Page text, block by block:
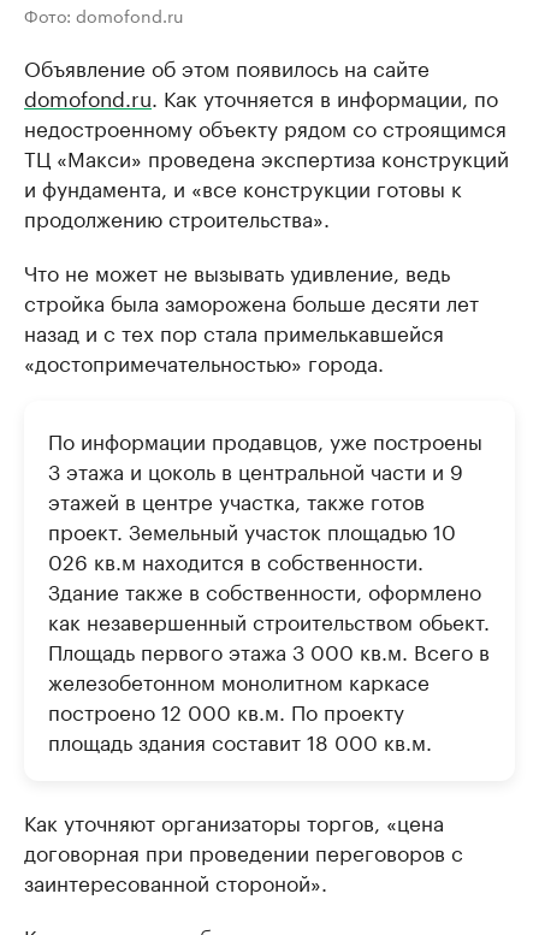
Фото: domofond.ru
Объявление об этом появилось на сайте
domofond.ru. Как уточняется в информации, по
недостроенному объекту рядом со строящимся
ТЦ «Макси» проведена экспертиза конструкций
и фундамента, и «все конструкции готовы к
продолжению строительства».
Что не может не вызывать удивление, ведь
стройка была заморожена больше десяти лет
назад и с тех пор стала примелькавшейся
«достопримечательностью» города.
По информации продавцов, уже построены
3 этажа и цоколь в центральной части и 9
этажей в центре участка, также готов
проект. Земельный участок площадью 10
026 кв.м находится в собственности.
Здание также в собственности, оформлено
как незавершенный строительством обьект.
Площадь первого этажа 3 000 кв.м. Всего в
железобетонном монолитном каркасе
построено 12 000 кв.м. По проекту
площадь здания составит 18 000 кв.м.
Как уточняют организаторы торгов, «цена
договорная при проведении переговоров с
заинтересованной стороной».